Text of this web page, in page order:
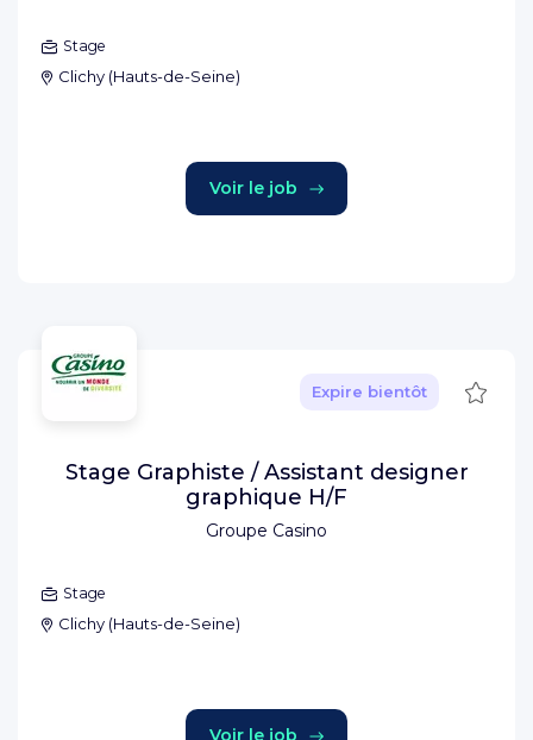
Stage
Clichy (Hauts-de-Seine)
Voir le job
Groupe Casino
Expire bientôt
Stage Graphiste / Assistant designer
graphique H/F
Stage
Clichy (Hauts-de-Seine)
Voir le job